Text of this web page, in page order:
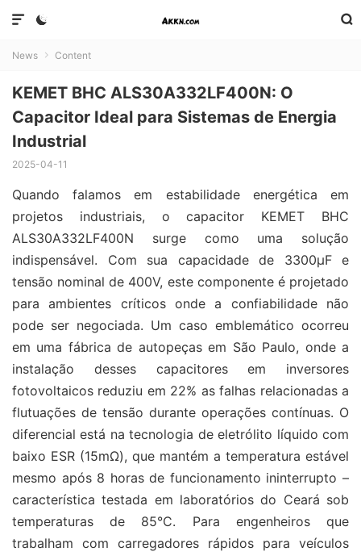



News  Content
KEMET BHC ALS30A332LF400N: O
Capacitor Ideal para Sistemas de Energia
Industrial
2025-04-11
Quando falamos em estabilidade energética em
projetos industriais, o capacitor KEMET BHC
ALS30A332LF400N surge como uma solução
indispensável. Com sua capacidade de 3300μF e
tensão nominal de 400V, este componente é projetado
para ambientes críticos onde a confiabilidade não
pode ser negociada. Um caso emblemático ocorreu
em uma fábrica de autopeças em São Paulo, onde a
instalação desses capacitores em inversores
fotovoltaicos reduziu em 22% as falhas relacionadas a
flutuações de tensão durante operações contínuas. O
diferencial está na tecnologia de eletrólito líquido com
baixo ESR (15mΩ), que mantém a temperatura estável
mesmo após 8 horas de funcionamento ininterrupto –
característica testada em laboratórios do Ceará sob
temperaturas de 85°C. Para engenheiros que
trabalham com carregadores rápidos para veículos